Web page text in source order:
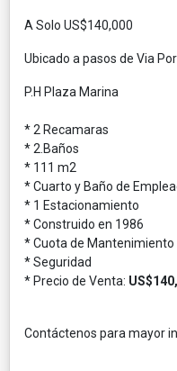
A Solo US$140,000
Ubicado a pasos de Via
P.H Plaza Marina
* 2 Recamaras
* 2.Baños
* 111 m2
* Cuarto y Baño de
* 1 Estacionamiento
* Construido en 1986
* Cuota de Mantenimiento
* Seguridad
* Precio de Venta:
Contáctenos para mayor